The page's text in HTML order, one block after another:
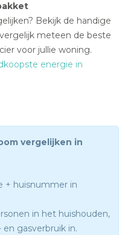
Bekijk de handige
meteen de beste
voor jullie woning.
energie in
vergelijken in
+ huisnummer in
in het huishouden,
gasverbruik in.